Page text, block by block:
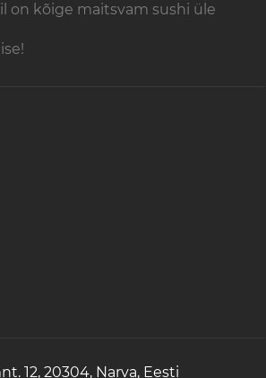
on kõige maitsvam sushi üle
12, 20304, Narva, Eesti